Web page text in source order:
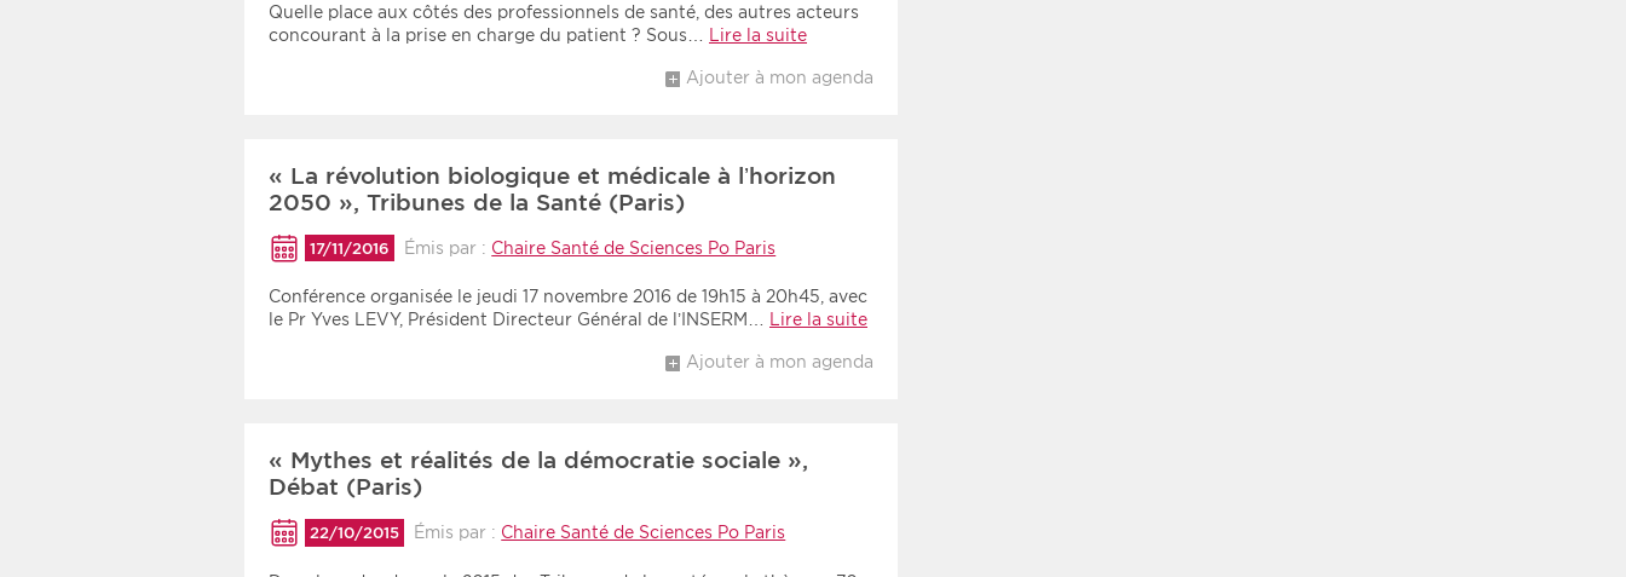
Quelle place aux côtés des professionnels de santé, des autres acteurs
concourant à la prise en charge du patient ? Sous…
Lire la suite
Ajouter à mon agenda
« La révolution biologique et médicale à l’horizon
2050 », Tribunes de la Santé (Paris)
17/11/2016 Émis par : Chaire Santé de Sciences Po Paris
Conférence organisée le jeudi 17 novembre 2016 de 19h15 à 20h45, avec
le Pr Yves LEVY, Président Directeur Général de l’INSERM… Lire la suite
Ajouter à mon agenda
« Mythes et réalités de la démocratie sociale »,
Débat (Paris)
22/10/2015 Émis par : Chaire Santé de Sciences Po Paris